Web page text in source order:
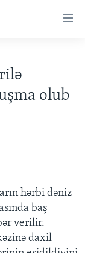
olub
hərbi dəniz
baş
verilir.
daxil